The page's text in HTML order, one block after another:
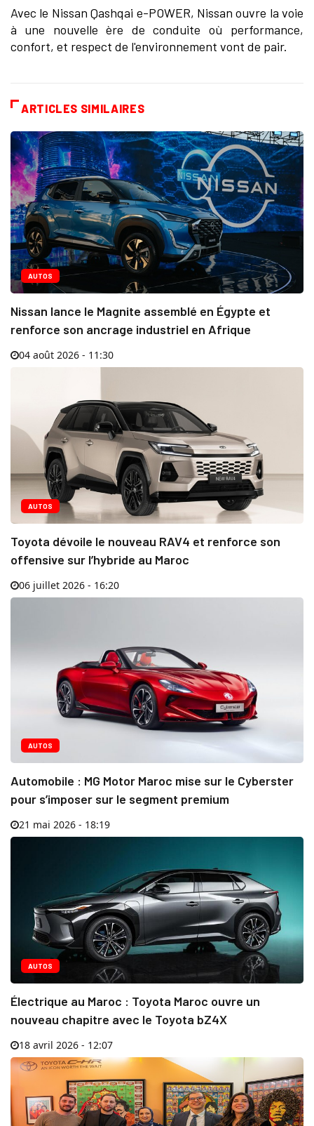
Avec le Nissan Qashqai e-POWER, Nissan ouvre la voie
à une nouvelle ère de conduite où performance,
confort, et respect de l'environnement vont de pair.
ARTICLES SIMILAIRES
AUTOS
Nissan lance le Magnite assemblé en Égypte et
renforce son ancrage industriel en Afrique
04 août 2026 - 11:30
AUTOS
Toyota dévoile le nouveau RAV4 et renforce son
offensive sur l’hybride au Maroc
06 juillet 2026 - 16:20
AUTOS
Automobile : MG Motor Maroc mise sur le Cyberster
pour s’imposer sur le segment premium
21 mai 2026 - 18:19
AUTOS
Électrique au Maroc : Toyota Maroc ouvre un
nouveau chapitre avec le Toyota bZ4X
18 avril 2026 - 12:07